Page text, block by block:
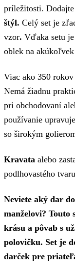
príležitosti.
štýl. Celý set je
vzor. Vďaka setu
oblek na
Viac ako 350
Nemá žiadnu
pri obchodovaní
používanie
so širokým
Kravata alebo
podlhovastého
Neviete aký dar
manželovi? Touto
krásu a pôvab s
polovičku. Set je
darček pre